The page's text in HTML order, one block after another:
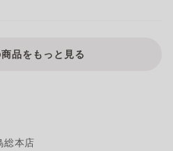
品をもっと見る
総本店